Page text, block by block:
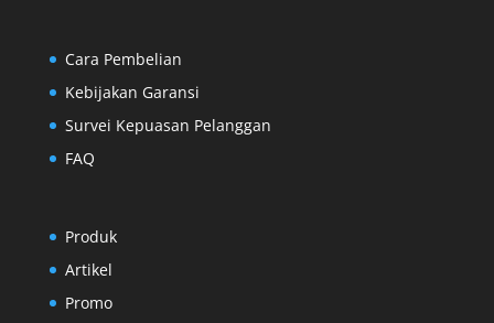
Cara Pembelian
Kebijakan Garansi
Survei Kepuasan Pelanggan
FAQ
Produk
Artikel
Promo